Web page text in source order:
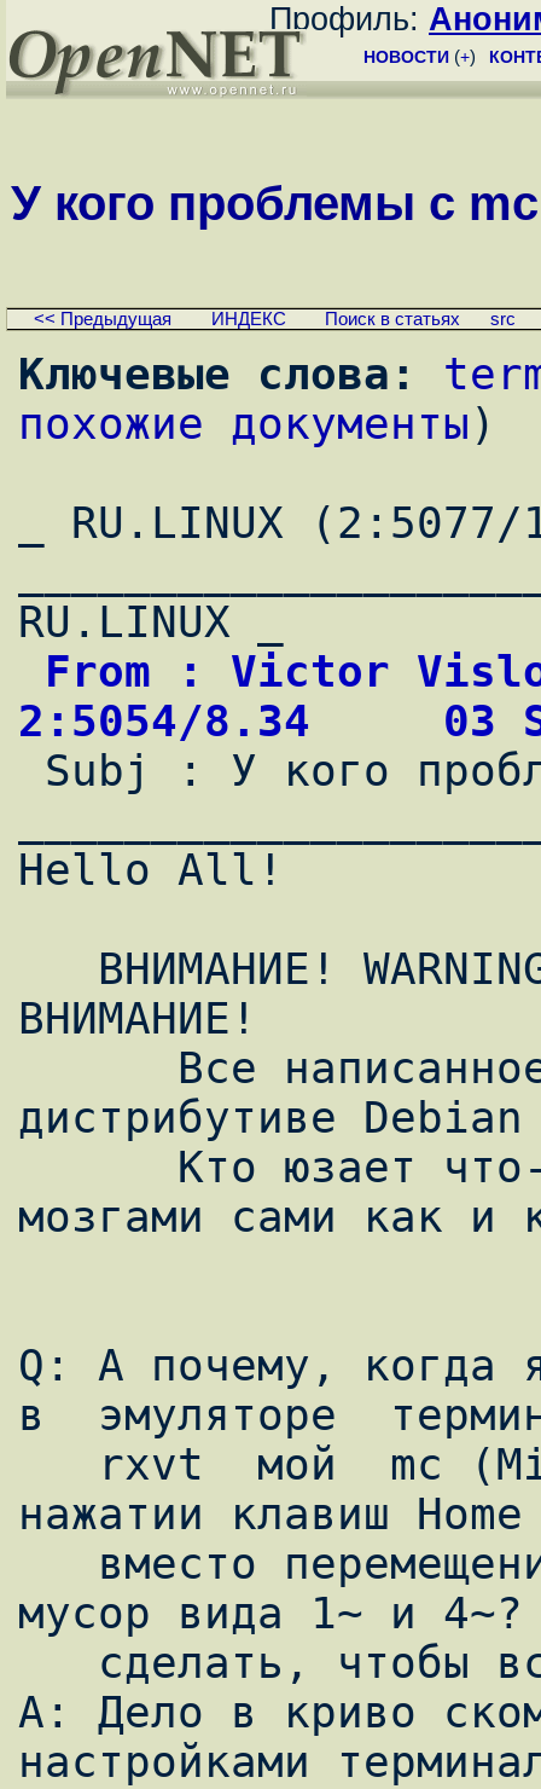
Профиль:
НОВОСТИ (+)
У кого проблемы с
<< Предыдущая ИНДЕКС Поиск в статьях src
Ключевые слова:
похожие документы)
_ RU.LINUX
2:5054/8.34     03
Hello All!
ВHИМАHИЕ!
дистрибутиве
мозгами сами как и
Q: А почему, когда
в  эмуляторе
нажатии клавиш
мусор вида 1~ и 4~?
A: Дело в криво
настройками